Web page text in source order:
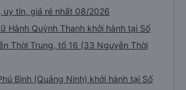
uy tín, giá rẻ nhất 08/2026
Hành Quỳnh Thanh khởi hành tại Số
Thời Trung, tổ 16 (33 Nguyễn Thời
Bình (Quảng Ninh) khởi hành tại Số